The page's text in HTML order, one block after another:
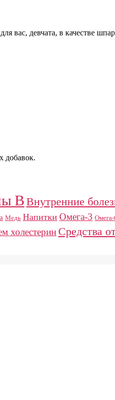
вас, девчата, в качестве
добавок.
BВнутренние
Медь Напитки Омега-3 Омега-
холестерин Средства